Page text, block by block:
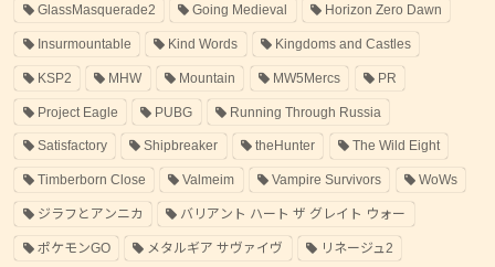
GlassMasquerade2 Going Medieval Horizon Zero Dawn
Insurmountable Kind Words Kingdoms and Castles
KSP2 MHW Mountain MW5Mercs PR
Project Eagle PUBG Running Through Russia
Satisfactory Shipbreaker theHunter The Wild Eight
Timberborn Close Valmeim Vampire Survivors WoWs
ジラフとアンニカ バリアント ハート ザ グレイト ウォー
ポケモンGO メタルギア サヴァイヴ リネージュ2